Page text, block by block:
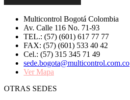
Multicontrol Bogotá Colombia
Av. Calle 116 No. 71-93
TEL.: (57) (601) 617 77 77
FAX: (57) (601) 533 40 42
Cel.: (57) 315 345 71 49
sede.bogota@multicontrol.com.co
Ver Mapa
OTRAS SEDES